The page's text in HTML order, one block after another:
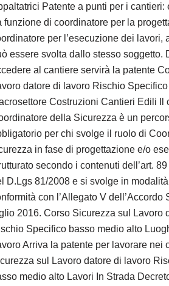
Patente a punti per i cantieri:
funzione di coordinatore per la
per l’esecuzione dei lavori,
essere svolta dallo stesso soggetto.
al cantiere servirà la patente
datore di lavoro Rischio
Costruzioni Cantieri Edili Il
della Sicurezza è un
per chi svolge il ruolo di
in fase di progettazione e/o
secondo i contenuti dell’art.
D.Lgs 81/2008 e si svolge in
con l’Allegato V dell’Accordo
2016. Corso Sicurezza sul Lavoro
Specifico basso medio alto
Arriva la patente per lavorare nei
sul Lavoro datore di lavoro
medio alto Lavori In Strada